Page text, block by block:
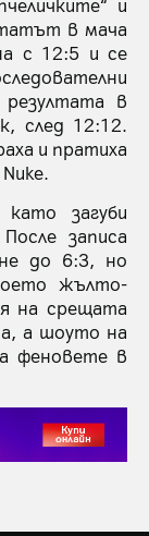
в мача
с 12:5 и се
в
след 12:12.
и пратиха
загуби
записа
до 6:3, но
жълто-
на срещата
а шоуто на
феновете в